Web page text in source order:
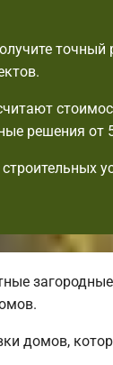
решения от
домов,